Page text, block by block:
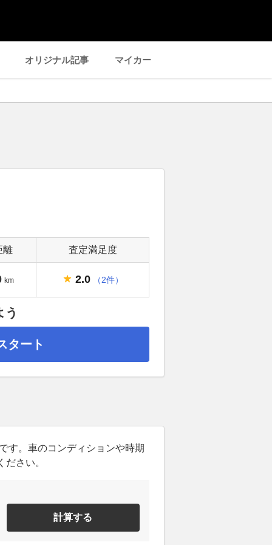
オリジナル記事 マイカー
離 査定満足度
km 2.0 （2件）
う
タート
す。車のコンディションや時期
さい。
計算する